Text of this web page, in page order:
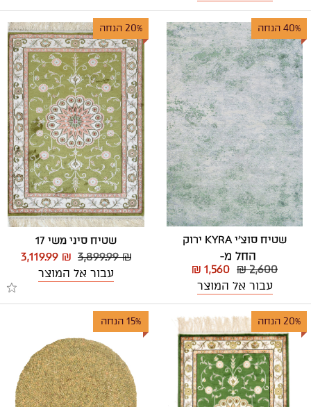
40% הנחה
שטיח סוצ'י KYRA ירוק
החל מ-
₪ 2,600
₪ 1,560
עבור אל המוצר
20% הנחה
שטיח סיני משי 17
3,899.99 ₪
3,119.99 ₪
עבור אל המוצר
20% הנחה 15% הנחה